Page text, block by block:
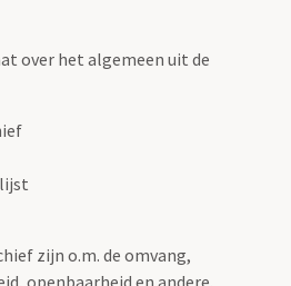
over het algemeen uit de
zijn o.m. de omvang,
openbaarheid en andere.